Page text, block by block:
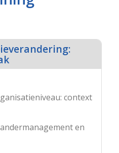
context
en